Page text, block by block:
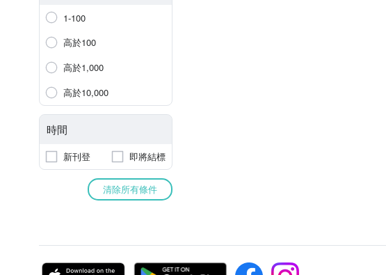
1-100
高於100
高於1,000
高於10,000
時間
新刊登 即將結標
清除所有條件